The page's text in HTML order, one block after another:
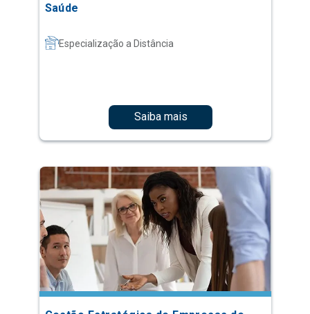
Saúde
Especialização a Distância
Saiba mais